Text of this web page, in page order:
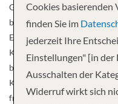
Genießen Sie das süße
beginnt in Ihrer elegant
Entertainment-On-Demand
Körperpflegeprodukten
bevor Ihr gemütliches Bett
Karamell- und Honigtöne
französischer Balkon – der
Cookies
finden Sie im
jederzeit Ihre
Einstellungen" [in
Ausschalten der
Widerruf wirkt sich